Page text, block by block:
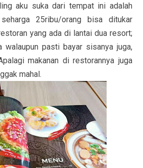
aku suka dari tempat ini adalah
25ribu/orang bisa ditukar
yang ada di lantai dua resort;
walaupun pasti bayar sisanya juga,
makanan di restorannya juga
mahal.